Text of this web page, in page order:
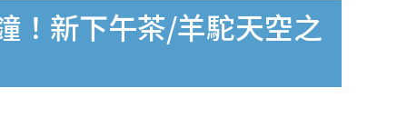
！新下午茶/羊駝天空之